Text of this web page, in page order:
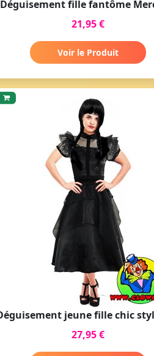
Déguisement fille fantôme
21,95 €
Voir le Produit
27,95 €